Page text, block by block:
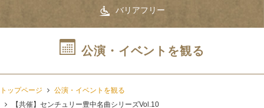
バリアフリー
公演・イベントを観る
トップページ
公演・イベントを観る
【共催】センチュリー豊中名曲シリーズVol.10